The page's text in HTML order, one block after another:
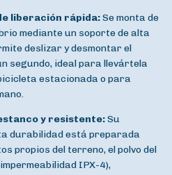
liberación rápida:Se monta de
mediante un soporte de alta
deslizar y desmontar el
segundo, ideal para llevártela
estacionada o para
y resistente:Su
durabilidad está preparada
propios del terreno, el polvo del
IPX-4),